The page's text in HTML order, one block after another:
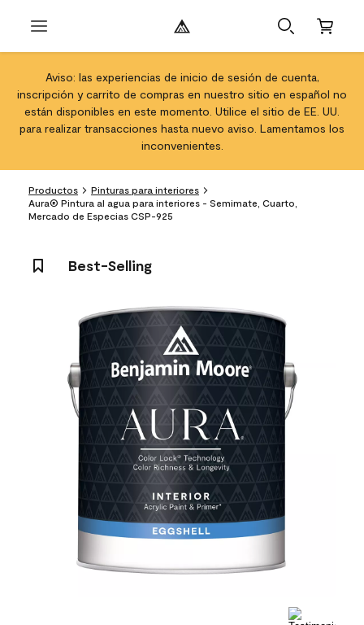
Aviso: las experiencias de inicio de sesión de cuenta,
inscripción y carrito de compras en nuestro sitio en español no
están disponibles en este momento. Utilice el sitio de EE. UU.
para realizar transacciones hasta nuevo aviso. Lamentamos los
inconvenientes.
Productos
Pinturas para interiores
Aura® Pintura al agua para interiores - Semimate, Cuarto,
Mercado de Especias CSP-925
Best-Selling